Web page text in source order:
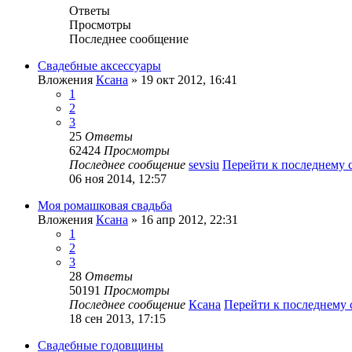
Ответы
Просмотры
Последнее сообщение
Свадебные аксессуары
Вложения Ксана » 19 окт 2012, 16:41
1
2
3
25 Ответы
62424 Просмотры
Последнее сообщение sevsiu Перейти к последнему
06 ноя 2014, 12:57
Моя ромашковая свадьба
Вложения Ксана » 16 апр 2012, 22:31
1
2
3
28 Ответы
50191 Просмотры
Последнее сообщение Ксана Перейти к
18 сен 2013, 17:15
Свадебные годовщины